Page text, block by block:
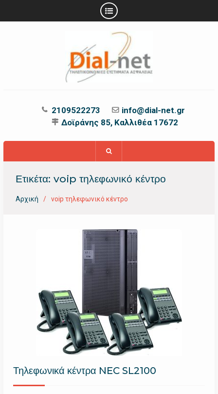
2109522273
info@dial-net.gr
Δοϊράνης 85, Καλλιθέα 17672
Ετικέτα: voip τηλεφωνικό κέντρο
Αρχική voip τηλεφωνικό κέντρο
Τηλεφωνικά κέντρα NEC SL2100